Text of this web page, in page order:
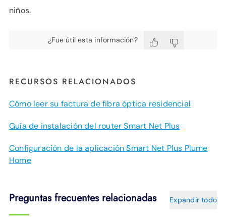
niños.
¿Fue útil esta información?
RECURSOS RELACIONADOS
Cómo leer su factura de fibra óptica residencial
Guía de instalación del router Smart Net Plus
Configuración de la aplicación Smart Net Plus Plume
Home
Preguntas frecuentes relacionadas Expandir todo